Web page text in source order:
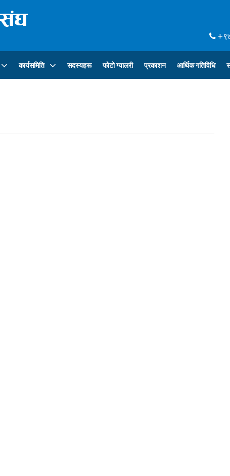
कार्यसमिति सदस्यहरू फोटो ग्यालरी प्रकाशन आर्थिक गतिविधि